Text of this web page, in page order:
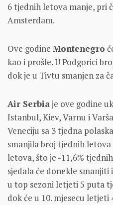
6 tjednih letova manje, pri
Amsterdam.
Ove godine Montenegro
kao i prošle. U Podgorici
dok je u Tivtu smanjen za
Air Serbiaje ove godine
Istanbul, Kiev, Varnu i
Veneciju sa 3 tjedna
smanjila broj tjednih
letova, što je -11,6%
sjedala će donekle smanjiti
u top sezoni letjeti 5 puta
dok će u 10. mjesecu